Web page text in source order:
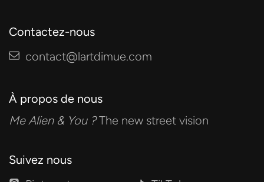
Contactez-nous
contact@lartdimue.com
À propos de nous
Me Alien & You ?The new street vision
Suivez nous